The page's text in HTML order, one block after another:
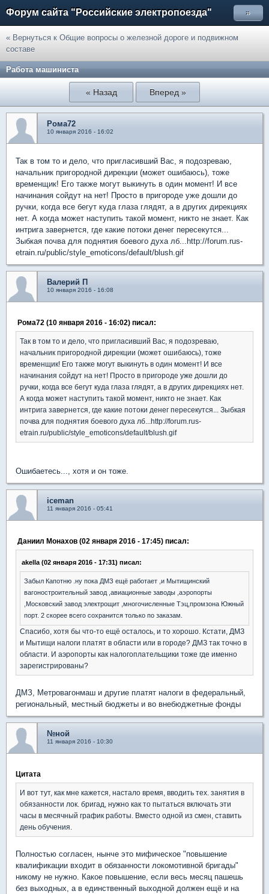
Форум сайта "Российские электропоезда" »
« Вернуться к Общие вопросы о железной дороге и подвижном
составе
Работа машиниста
« Назад Вперед »
Рома72
10 января 2016 - 16:02
Так в том то и дело, что пригласивший Вас, я подозреваю,
начальник пригородной дирекции (может ошибаюсь), тоже
временщик! Его также могут выкинуть в один момент! И все
начинания сойдут на нет! Просто в пригороде уже дошли до
ручки, когда все бегут куда глаза глядят, а в других дирекциях
нет. А когда может наступить такой момент, никто не знает. Как
интрига завернется, где какие потоки денег пересекутся...
Зыбкая почва для поднятия боевого духа лб...http://forum.rus-
etrain.ru/public/style_emoticons/default/blush.gif
Валерий П
10 января 2016 - 16:08
Рома72 (10 января 2016 - 16:02) писал:
Так в том то и дело, что пригласивший Вас, я подозреваю,
начальник пригородной дирекции (может ошибаюсь), тоже
временщик! Его также могут выкинуть в один момент! И все
начинания сойдут на нет! Просто в пригороде уже дошли до
ручки, когда все бегут куда глаза глядят, а в других дирекциях нет.
А когда может наступить такой момент, никто не знает. Как
интрига завернется, где какие потоки денег пересекутся... Зыбкая
почва для поднятия боевого духа лб...http://forum.rus-
etrain.ru/public/style_emoticons/default/blush.gif
Ошибаетесь..., хотя и он тоже.
iceman
11 января 2016 - 05:41
Даниил Монахов (02 января 2016 - 17:45) писал:
akella (02 января 2016 - 17:31) писал:
Забыл Капотню .ну пока ДМЗ ещё работает ,и Мытищинский
вагоностроительный завод ,авиационные заводы ,аэропорты
,Московский завод электрощит ,многочисленные Тэц,промзона Южный
порт. 2 скорее всего сохранится только по заказам.
Спасибо, хотя бы что-то ещё осталось, и то хорошо. Кстати, ДМЗ
и Мытищи налоги платят в области или в городе? ДМЗ так точно в
области. И аэропорты как налогоплательщики тоже где именно
зарегистрированы?
ДМЗ, Метровагонмаш и другие платят налоги в федеральный,
региональный, местный бюджеты и во внебюджетные фонды
№ной
11 января 2016 - 10:30
Цитата
И вот тут, как мне кажется, настало время, вводить тех. занятия в
обязанности лок. бригад, нужно как то пытаться включать эти
часы в месячный график работы. Вместо одной из смен, ставить
день обучения.
Полностью согласен, нынче это мифическое "повышение
квалификации входит в обязанности локомотивной бригады"
никому не нужно. Какое повышение, если весь месяц пашешь
без выходных, а в единственный выходной должен ещё и на